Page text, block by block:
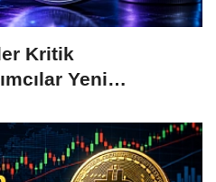
Kritik
Yeni